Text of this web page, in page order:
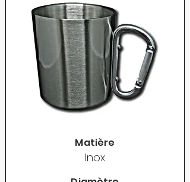
Matière
Inox